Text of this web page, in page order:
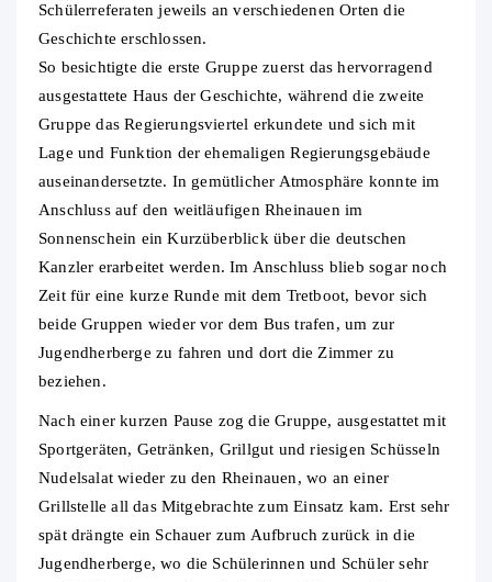
Schülerreferaten jeweils an verschiedenen Orten die
Geschichte erschlossen.
So besichtigte die erste Gruppe zuerst das hervorragend
ausgestattete Haus der Geschichte, während die zweite
Gruppe das Regierungsviertel erkundete und sich mit
Lage und Funktion der ehemaligen Regierungsgebäude
auseinandersetzte. In gemütlicher Atmosphäre konnte im
Anschluss auf den weitläufigen Rheinauen im
Sonnenschein ein Kurzüberblick über die deutschen
Kanzler erarbeitet werden. Im Anschluss blieb sogar noch
Zeit für eine kurze Runde mit dem Tretboot, bevor sich
beide Gruppen wieder vor dem Bus trafen, um zur
Jugendherberge zu fahren und dort die Zimmer zu
beziehen.
Nach einer kurzen Pause zog die Gruppe, ausgestattet mit
Sportgeräten, Getränken, Grillgut und riesigen Schüsseln
Nudelsalat wieder zu den Rheinauen, wo an einer
Grillstelle all das Mitgebrachte zum Einsatz kam. Erst sehr
spät drängte ein Schauer zum Aufbruch zurück in die
Jugendherberge, wo die Schülerinnen und Schüler sehr